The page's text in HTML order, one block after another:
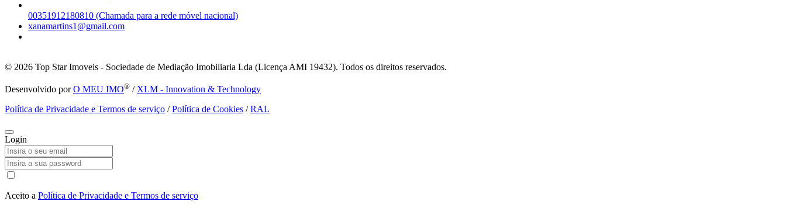
00351912180810 (Chamada para a rede móvel nacional)
xanamartins1@gmail.com
© 2026 Top Star Imoveis - Sociedade de Mediação Imobiliaria Lda (Licença AMI 19432). Todos os direitos reservados.
Desenvolvido porO MEU IMO® / XLM - Innovation & Technology
Política de Privacidade e Termos de serviço /Política de Cookies /RAL
Login
Aceito a Política de Privacidade e Termos de serviço